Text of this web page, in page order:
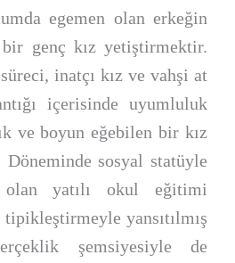
egemen olan erkeğin
bir genç kız yetiştirmektir.
inatçı kız ve vahşi at
içerisinde uyumluluk
ve boyun eğebilen bir kız
sosyal statüyle
olan yatılı okul eğitimi
yansıtılmış
şemsiyesiyle de